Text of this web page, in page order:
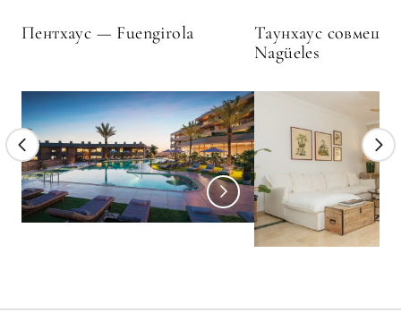
Пентхаус — Fuengirola
Таунхаус
Nagüeles